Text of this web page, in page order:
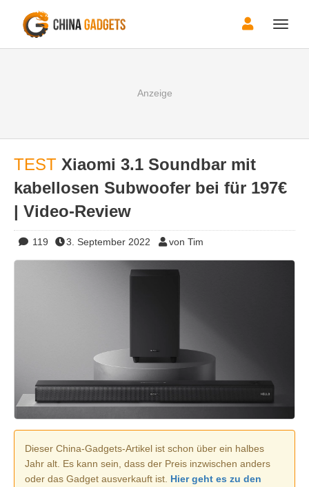
Toggle
TEST Xiaomi 3.1 Soundbar mit
kabellosen Subwoofer bei für 197€
| Video-Review
119 3. September 2022 von Tim
Dieser China-Gadgets-Artikel ist schon über ein halbes
Jahr alt. Es kann sein, dass der Preis inzwischen anders
oder das Gadget ausverkauft ist. Hier geht es zu den